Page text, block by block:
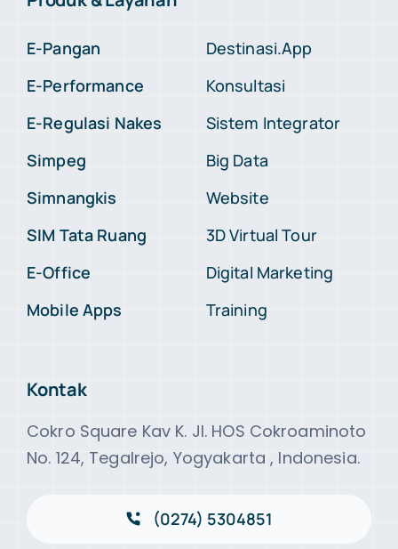
E-Pangan
E-Performance
E-Regulasi Nakes
Simpeg
Simnangkis
SIM Tata Ruang
E-Office
Mobile Apps
Destinasi.App
Konsultasi
Sistem Integrator
Big Data
Website
3D Virtual Tour
Digital Marketing
Training
Kontak
Cokro Square Kav K. Jl. HOS Cokroaminoto
No. 124, Tegalrejo, Yogyakarta , Indonesia.
(0274) 5304851